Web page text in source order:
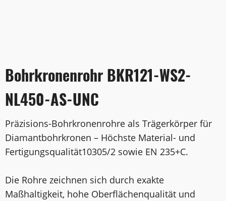
Bohrkronenrohr BKR121-WS2-
NL450-AS-UNC
Präzisions-Bohrkronenrohre als Trägerkörper für
Diamantbohrkronen – Höchste Material- und
Fertigungsqualität10305/2 sowie EN 235+C.
Die Rohre zeichnen sich durch exakte
Maßhaltigkeit, hohe Oberflächenqualität und